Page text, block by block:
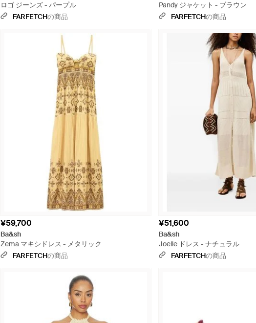
ロゴ ジーンズ - パープル
FARFETCHの商品
Pandy ジャケット - ブラウン
FARFETCHの商品
¥59,700
Ba&sh
Zema マキシドレス - メタリック
FARFETCHの商品
¥51,600
Ba&sh
Joelle ドレス - ナチュラル
FARFETCHの商品